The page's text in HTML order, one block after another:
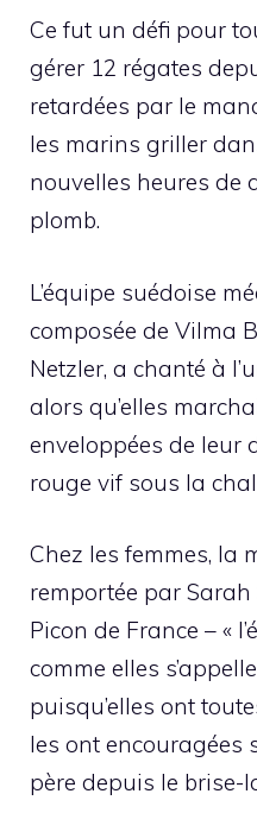
Ce fut un défi pour
gérer 12 régates
retardées par le
les marins griller
nouvelles heures de
plomb.
L’équipe suédoise
composée de Vilma
Netzler, a chanté à
alors qu’elles
enveloppées de leur
rouge vif sous la
Chez les femmes, la
remportée par
Picon de France – «
comme elles
puisqu’elles ont
les ont encouragées
père depuis le brise-